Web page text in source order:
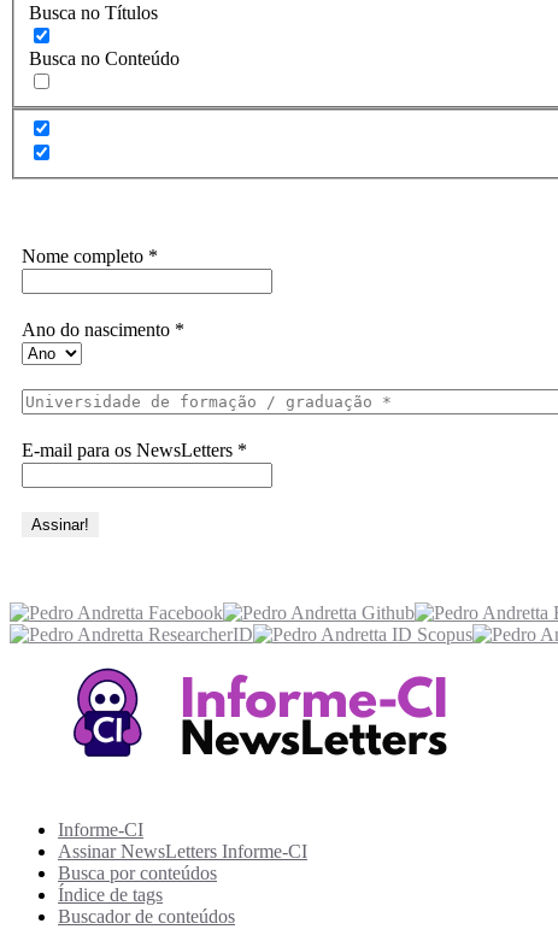
Busca no Títulos
Busca no Conteúdo
Nome completo *
Ano do nascimento *
E-mail para os NewsLetters *
Informe-CI
Assinar NewsLetters Informe-CI
Busca por conteúdos
Índice de tags
Buscador de conteúdos